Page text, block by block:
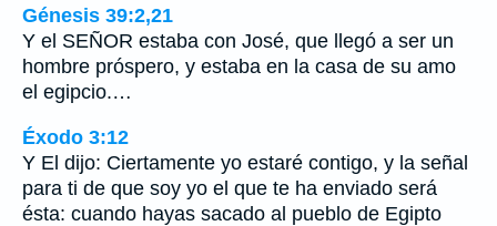
Génesis 39:2,21
Y el SEÑOR estaba con José, que llegó a ser un
hombre próspero, y estaba en la casa de su amo
el egipcio.…
Éxodo 3:12
Y El dijo: Ciertamente yo estaré contigo, y la señal
para ti de que soy yo el que te ha enviado será
ésta: cuando hayas sacado al pueblo de Egipto